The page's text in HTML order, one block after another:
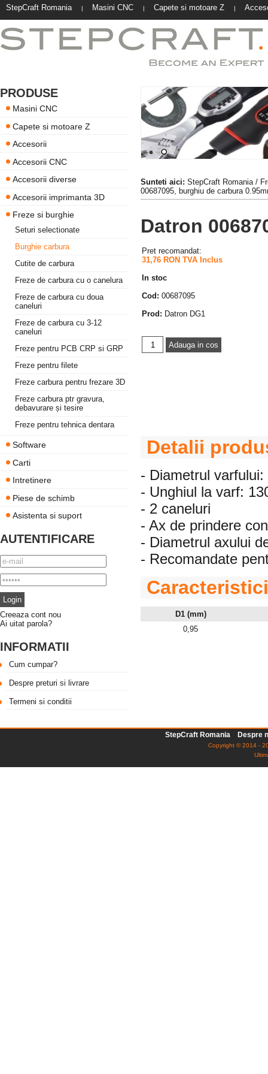
StepCraft Romania | Masini CNC | Capete si motoare Z |
PRODUSE
Masini CNC
Capete si motoare Z
Accesorii
Accesorii CNC
Accesorii diverse
Accesorii imprimanta 3D
Freze si burghie
Seturi selectionate
Burghie carbura
Cutite de carbura
Freze de carbura cu o canelura
Freze de carbura cu doua
caneluri
Freze de carbura cu 3-12
caneluri
Freze pentru PCB CRP si GRP
Freze pentru filete
Freze carbura pentru frezare 3D
Freze carbura ptr gravura,
debavurare și tesire
Freze pentru tehnica dentara
Software
Carti
Intretinere
Piese de schimb
Asistenta si suport
AUTENTIFICARE
Creeaza cont nou
Ai uitat parola?
INFORMATII
Cum cumpar?
Despre preturi si livrare
Termeni si conditii
Sunteti aici: StepCraft Romania/
00687095, burghiu de carbura
Datron
Pret recomandat:
31,76 RON TVA Inclus
In stoc
Cod: 00687095
Prod: Datron DG1
Detalii
- Diametrul
- Unghiul la varf:
- 2 caneluri
- Ax de prindere
- Diametrul axului
- Recomandate
D1 (mm)
0,95
StepCraft Romania Despre
Copyright © 2014 -